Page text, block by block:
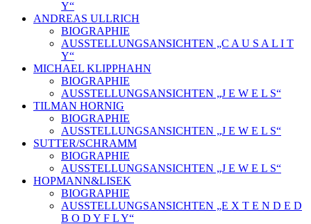
Y“
ANDREAS ULLRICH
BIOGRAPHIE
AUSSTELLUNGSANSICHTEN „C A U S A L I T
Y“
MICHAEL KLIPPHAHN
BIOGRAPHIE
AUSSTELLUNGSANSICHTEN „J E W E L S“
TILMAN HORNIG
BIOGRAPHIE
AUSSTELLUNGSANSICHTEN „J E W E L S“
SUTTER/SCHRAMM
BIOGRAPHIE
AUSSTELLUNGSANSICHTEN „J E W E L S“
HOPMANN&LISEK
BIOGRAPHIE
AUSSTELLUNGSANSICHTEN „E X T E N D E D
B O D Y F L Y“